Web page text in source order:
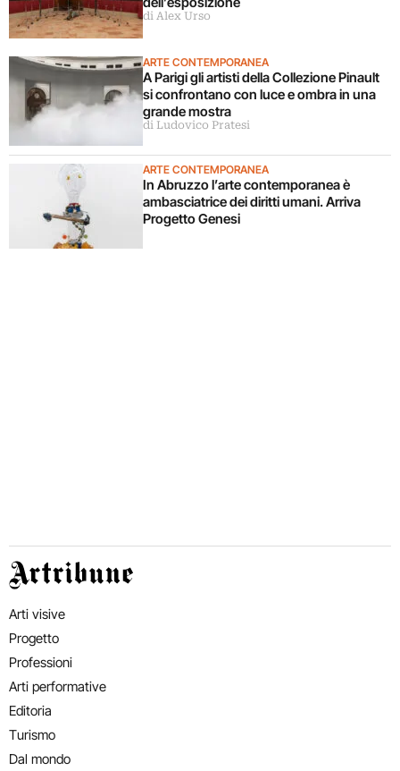
di Alex Urso
ARTE CONTEMPORANEA
A Parigi gli artisti della Collezione Pinault
si confrontano con luce e ombra in una
grande mostra
di Ludovico Pratesi
ARTE CONTEMPORANEA
In Abruzzo l’arte contemporanea è
ambasciatrice dei diritti umani. Arriva
Progetto Genesi
Artribune
Arti visive
Progetto
Professioni
Arti performative
Editoria
Turismo
Dal mondo